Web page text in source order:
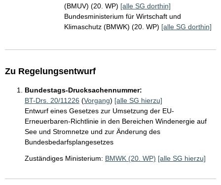
(BMUV) (20. WP) [alle SG dorthin]
Bundesministerium für Wirtschaft und
Klimaschutz (BMWK) (20. WP) [alle SG dorthin]
Zu Regelungsentwurf
Bundestags-Drucksachennummer:
BT-Drs. 20/11226 (Vorgang) [alle SG hierzu]
Entwurf eines Gesetzes zur Umsetzung der EU-
Erneuerbaren-Richtlinie in den Bereichen Windenergie auf
See und Stromnetze und zur Änderung des
Bundesbedarfsplangesetzes
Zuständiges Ministerium: BMWK (20. WP) [alle SG hierzu]